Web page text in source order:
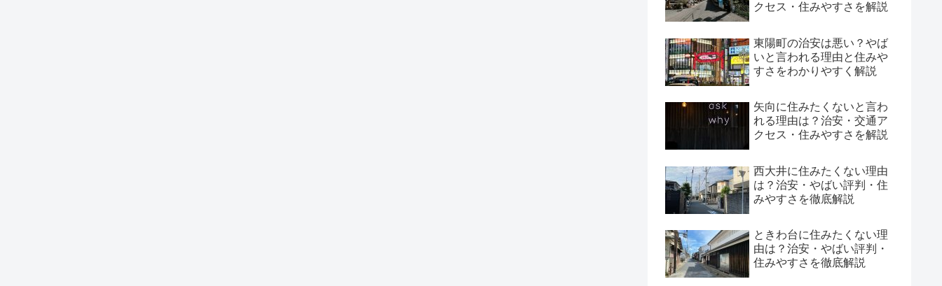
クセス・住みやすさを解説
東陽町の治安は悪い？やば
いと言われる理由と住みや
すさをわかりやすく解説
矢向に住みたくないと言わ
れる理由は？治安・交通ア
クセス・住みやすさを解説
西大井に住みたくない理由
は？治安・やばい評判・住
みやすさを徹底解説
ときわ台に住みたくない理
由は？治安・やばい評判・
住みやすさを徹底解説